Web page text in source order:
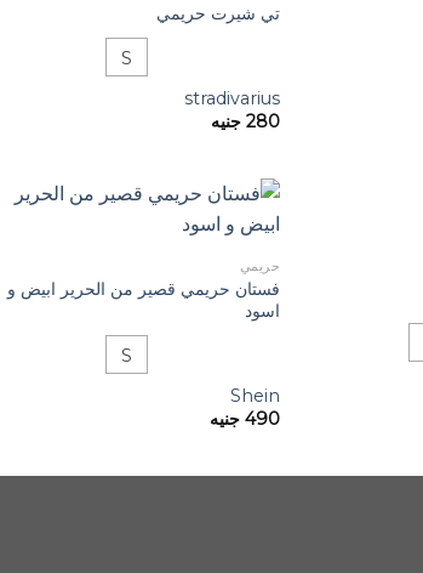
تي شيرت حريمي
S
stradivarius
280 جنيه
حريمي
فستان حريمي قصير من الحرير ابيض و
اسود
S
Shein
490 جنيه